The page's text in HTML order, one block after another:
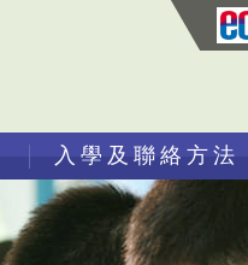
入學及聯絡方法